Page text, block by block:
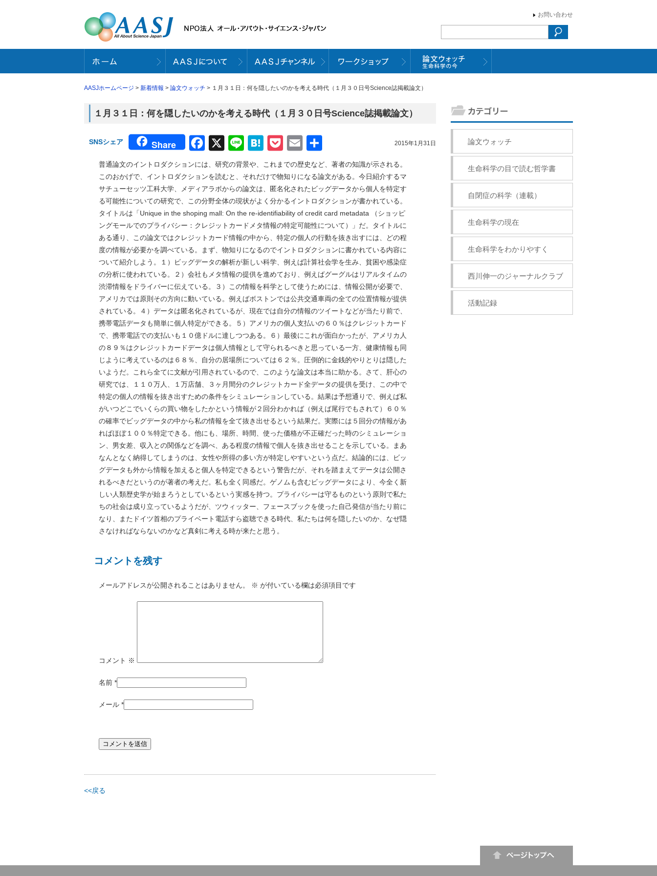
お問い合わせ
AASJホームページ > 新着情報 > 論文ウォッチ > １月３１日：何を隠したいのかを考える時代（１月３０日号Science誌掲載論文）
１月３１日：何を隠したいのかを考える時代（１月３０日号Science誌掲載論文）
2015年1月31日
SNSシェア Share Facebook
X LineHatena
Pocket
Email
有
普通論文のイントロダクションには、研究の背景や、これまでの歴史など、著者の知識が示される。
このおかげで、イントロダクションを読むと、それだけで物知りになる論文がある。今日紹介するマ
サチューセッツ工科大学、メディアラボからの論文は、匿名化されたビッグデータから個人を特定す
る可能性についての研究で、この分野全体の現状がよく分かるイントロダクションが書かれている。
タイトルは「Unique in the shoping mall: On the re-identifiability of credit card metadata （ショッピ
ングモールでのプライバシー：クレジットカードメタ情報の特定可能性について）」だ。タイトルに
ある通り、この論文ではクレジットカード情報の中から、特定の個人の行動を抜き出すには、どの程
度の情報が必要かを調べている。まず、物知りになるのでイントロダクションに書かれている内容に
ついて紹介しよう。１）ビッグデータの解析が新しい科学、例えば計算社会学を生み、貧困や感染症
の分析に使われている。２）会社もメタ情報の提供を進めており、例えばグーグルはリアルタイムの
渋滞情報をドライバーに伝えている。３）この情報を科学として使うためには、情報公開が必要で、
アメリカでは原則その方向に動いている。例えばボストンでは公共交通車両の全ての位置情報が提供
されている。４）データは匿名化されているが、現在では自分の情報のツイートなどが当たり前で、
携帯電話データも簡単に個人特定ができる。５）アメリカの個人支払いの６０％はクレジットカード
で、携帯電話での支払いも１０億ドルに達しつつある。６）最後にこれが面白かったが、アメリカ人
の８９％はクレジットカードデータは個人情報として守られるべきと思っている一方、健康情報も同
じように考えているのは６８％、自分の居場所については６２％。圧倒的に金銭的やりとりは隠した
いようだ。これら全てに文献が引用されているので、このような論文は本当に助かる。さて、肝心の
研究では、１１０万人、１万店舗、３ヶ月間分のクレジットカード全データの提供を受け、この中で
特定の個人の情報を抜き出すための条件をシミュレーションしている。結果は予想通りで、例えば私
がいつどこでいくらの買い物をしたかという情報が２回分わかれば（例えば尾行でもされて）６０％
の確率でビッグデータの中から私の情報を全て抜き出せるという結果だ。実際には５回分の情報があ
ればほぼ１００％特定できる。他にも、場所、時間、使った価格が不正確だった時のシミュレーショ
ン、男女差、収入との関係などを調べ、ある程度の情報で個人を抜き出せることを示している。まあ
なんとなく納得してしまうのは、女性や所得の多い方が特定しやすいという点だ。結論的には、ビッ
グデータも外から情報を加えると個人を特定できるという警告だが、それを踏まえてデータは公開さ
れるべきだというのが著者の考えだ。私も全く同感だ。ゲノムも含むビッグデータにより、今全く新
しい人類歴史学が始まろうとしているという実感を持つ。プライバシーは守るものという原則で私た
ちの社会は成り立っているようだが、ツウィッター、フェースブックを使った自己発信が当たり前に
なり、またドイツ首相のプライベート電話すら盗聴できる時代、私たちは何を隠したいのか、なぜ隠
さなければならないのかなど真剣に考える時が来たと思う。
コメントを残す
メールアドレスが公開されることはありません。 ※ が付いている欄は必須項目です
コメント ※
名前 *
メール *
<<戻る
論文ウォッチ
生命科学の目で読む哲学書
自閉症の科学（連載）
生命科学の現在
生命科学をわかりやすく
西川伸一のジャーナルクラブ
活動記録